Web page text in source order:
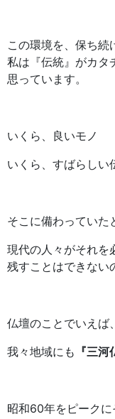
この環境を、保ち続
私は『伝統』がカタ
思っています。
いくら、良いモノ
いくら、すばらしい
そこに備わっていた
現代の人々がそれを
残すことはできない
仏壇のことでいえば、
我々地域にも 『三河
昭和60年をピーク